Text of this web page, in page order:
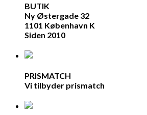
BUTIK
Ny Østergade 32
1101 København K
Siden 2010
PRISMATCH
Vi tilbyder prismatch